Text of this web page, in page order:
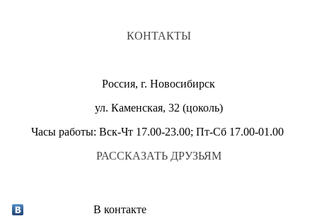
КОНТАКТЫ
Россия, г. Новосибирск
ул. Каменская, 32 (цоколь)
Часы работы: Вск-Чт 17.00-23.00; Пт-Сб 17.00-01.00
РАССКАЗАТЬ ДРУЗЬЯМ
В контакте